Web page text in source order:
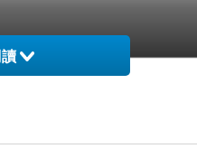
地買賣